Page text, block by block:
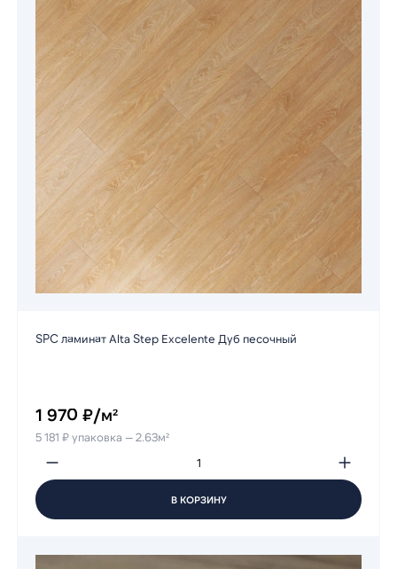
SPC ламинат Alta Step Excelente Дуб песочный
1 970 ₽/м²
5 181 ₽ упаковка — 2.63м²
В КОРЗИНУ